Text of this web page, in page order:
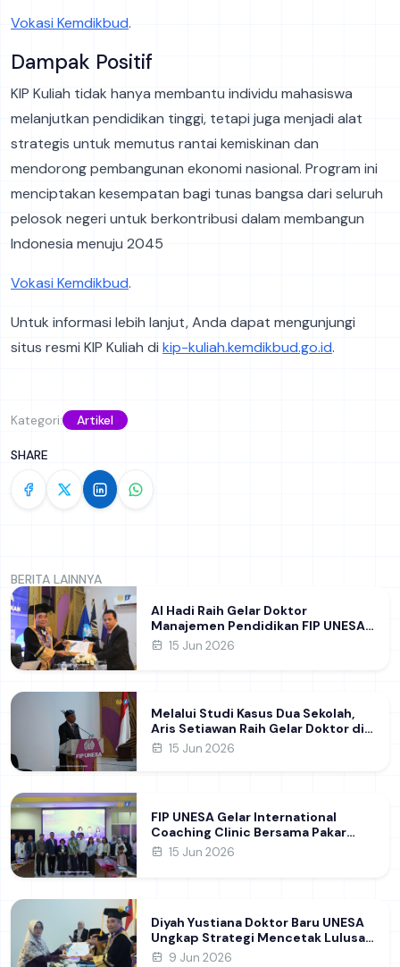
Vokasi Kemdikbud.
Dampak Positif
KIP Kuliah tidak hanya membantu individu mahasiswa
melanjutkan pendidikan tinggi, tetapi juga menjadi alat
strategis untuk memutus rantai kemiskinan dan
mendorong pembangunan ekonomi nasional. Program ini
menciptakan kesempatan bagi tunas bangsa dari seluruh
pelosok negeri untuk berkontribusi dalam membangun
Indonesia menuju 2045​
Vokasi Kemdikbud.
Untuk informasi lebih lanjut, Anda dapat mengunjungi
situs resmi KIP Kuliah di kip-kuliah.kemdikbud.go.id.
Kategori: Artikel
SHARE
BERITA LAINNYA
Al Hadi Raih Gelar Doktor
Manajemen Pendidikan FIP UNESA
melalui Riset Pembentukan
15 Jun 2026
Melalui Studi Kasus Dua Sekolah,
Aris Setiawan Raih Gelar Doktor di
FIP UNESA Usai Kupas Manajemen
15 Jun 2026
FIP UNESA Gelar International
Coaching Clinic Bersama Pakar
Khon Kaen University Thailand,
Ilmiah Internasional dukung SDG 4
15 Jun 2026
Diyah Yustiana Doktor Baru UNESA
Ungkap Strategi Mencetak Lulusan
SMK yang Siap Hadapi Dunia Kerja
9 Jun 2026